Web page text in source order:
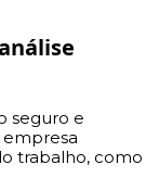
seguro e
empresa
trabalho, como